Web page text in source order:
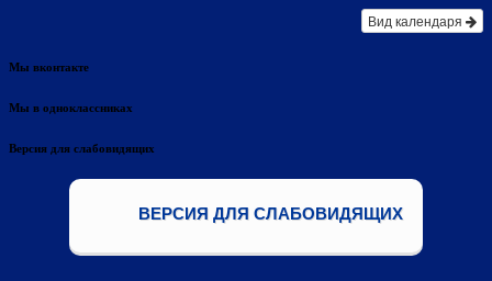
Вид календаря
Мы вконтакте
Мы в одноклассниках
Версия для слабовидящих
ВЕРСИЯ ДЛЯ СЛАБОВИДЯЩИХ